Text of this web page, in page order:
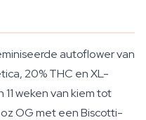
autoflower van
20% THC en XL-
weken van kiem tot
OG met een Biscotti-